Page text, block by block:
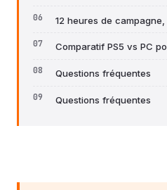
12 heures de
Comparatif PS5 vs PC
Questions fréquentes
Questions fréquentes